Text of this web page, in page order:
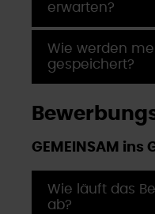
erwarten?
Wie werden
gespeichert?
GEMEINSAM
Wie läuft das
ab?